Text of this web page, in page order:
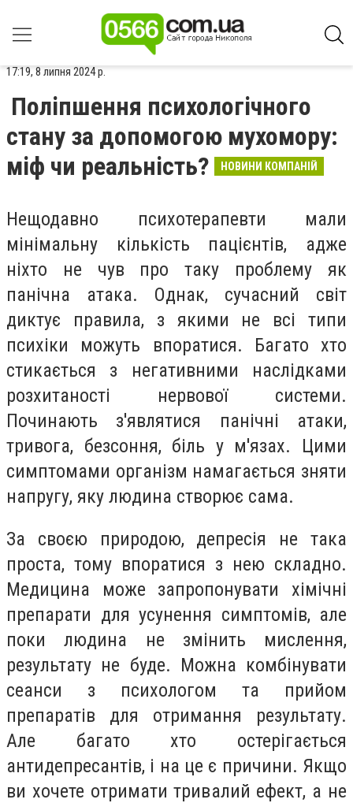
17:19, 8 липня 2024 р.
Поліпшення психологічного
стану за допомогою мухомору:
міф чи реальність?
НОВИНИ КОМПАНІЙ
Нещодавно психотерапевти мали
мінімальну кількість пацієнтів, адже
ніхто не чув про таку проблему як
панічна атака. Однак, сучасний світ
диктує правила, з якими не всі типи
психіки можуть впоратися. Багато хто
стикається з негативними наслідками
розхитаності нервової системи.
Починають з'являтися панічні атаки,
тривога, безсоння, біль у м'язах. Цими
симптомами організм намагається зняти
напругу, яку людина створює сама.
За своєю природою, депресія не така
проста, тому впоратися з нею складно.
Медицина може запропонувати хімічні
препарати для усунення симптомів, але
поки людина не змінить мислення,
результату не буде. Можна комбінувати
сеанси з психологом та прийом
препаратів для отримання результату.
Але багато хто остерігається
антидепресантів, і на це є причини. Якщо
ви хочете отримати тривалий ефект, а не